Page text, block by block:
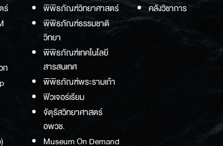
ร์
ก
พิพิธภัณฑ์วิทยาศาสตร์
พิพิธภัณฑ์ธรรมชาติ
วิทยา
พิพิธภัณฑ์เทคโนโลยี
สารสนเทศ
พิพิธภัณฑ์พระรามเก้า
ฟิวเจอร์เรียม
จัตุรัสวิทยาศาสตร์
อพวช.
Museum On Demand
คลังวิชาการ